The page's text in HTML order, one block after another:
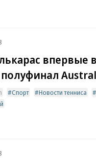
впервые
Спорт Новости тенниса